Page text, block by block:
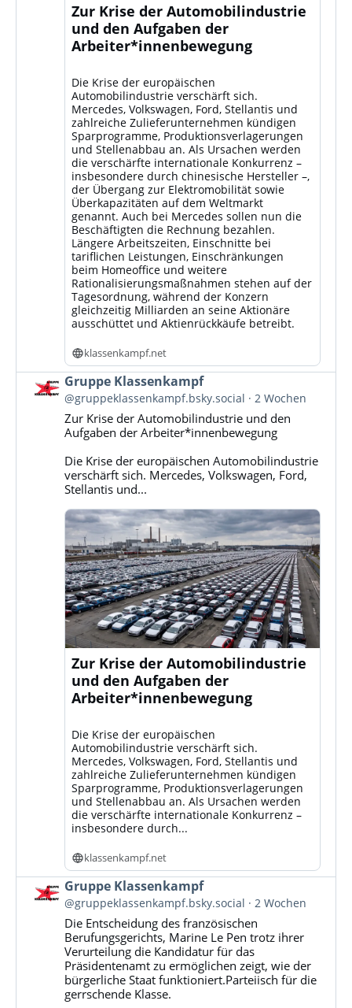
Zur Krise der Automobilindustrie
und den Aufgaben der
Arbeiter*innenbewegung
Die Krise der europäischen
Automobilindustrie verschärft sich.
Mercedes, Volkswagen, Ford, Stellantis und
zahlreiche Zulieferunternehmen kündigen
Sparprogramme, Produktionsverlagerungen
und Stellenabbau an. Als Ursachen werden
die verschärfte internationale Konkurrenz –
insbesondere durch chinesische Hersteller –,
der Übergang zur Elektromobilität sowie
Überkapazitäten auf dem Weltmarkt
genannt. Auch bei Mercedes sollen nun die
Beschäftigten die Rechnung bezahlen.
Längere Arbeitszeiten, Einschnitte bei
tariflichen Leistungen, Einschränkungen
beim Homeoffice und weitere
Rationalisierungsmaßnahmen stehen auf der
Tagesordnung, während der Konzern
gleichzeitig Milliarden an seine Aktionäre
ausschüttet und Aktienrückkäufe betreibt.
klassenkampf.net
Beitrag
von
Gruppe
Klassenkampf
Bluesky
ansehen
Gruppe Klassenkampf
@gruppeklassenkampf.bsky.social 2 Wochen
Zur Krise der Automobilindustrie und den
Aufgaben der Arbeiter*innenbewegung
Die Krise der europäischen Automobilindustrie
verschärft sich. Mercedes, Volkswagen, Ford,
Stellantis und...
Zur Krise der Automobilindustrie
und den Aufgaben der
Arbeiter*innenbewegung
Die Krise der europäischen
Automobilindustrie verschärft sich.
Mercedes, Volkswagen, Ford, Stellantis und
zahlreiche Zulieferunternehmen kündigen
Sparprogramme, Produktionsverlagerungen
und Stellenabbau an. Als Ursachen werden
die verschärfte internationale Konkurrenz –
insbesondere durch...
klassenkampf.net
Beitrag
von
Gruppe
Klassenkampf
Bluesky
ansehen
Gruppe Klassenkampf
@gruppeklassenkampf.bsky.social 2 Wochen
Die Entscheidung des französischen
Berufungsgerichts, Marine Le Pen trotz ihrer
Verurteilung die Kandidatur für das
Präsidentenamt zu ermöglichen zeigt, wie der
bürgerliche Staat funktioniert.Parteiisch für die
gerrschende Klasse.